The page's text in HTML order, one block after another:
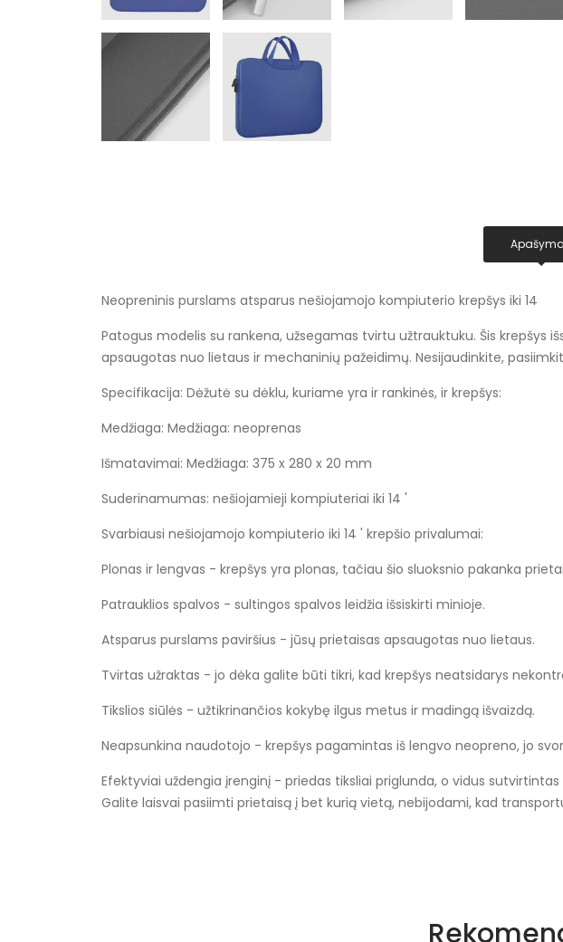
Neopreninis purslams atsparus nešiojamojo kompiuterio krepšys iki 14
Patogus modelis su rankena, užsegamas tvirtu užtrauktuku. Šis krepšys
apsaugotas nuo lietaus ir mechaninių pažeidimų. Nesijaudinkite,
Specifikacija: Dėžutė su dėklu, kuriame yra ir rankinės, ir krepšys:
Medžiaga: Medžiaga: neoprenas
Išmatavimai: Medžiaga: 375 x 280 x 20 mm
Suderinamumas: nešiojamieji kompiuteriai iki 14 '
Svarbiausi nešiojamojo kompiuterio iki 14 ' krepšio privalumai:
Plonas ir lengvas - krepšys yra plonas, tačiau šio sluoksnio pakanka
Patrauklios spalvos - sultingos spalvos leidžia išsiskirti minioje.
Atsparus purslams paviršius - jūsų prietaisas apsaugotas nuo lietaus.
Tvirtas užraktas - jo dėka galite būti tikri, kad krepšys neatsidarys
Tikslios siūlės - užtikrinančios kokybę ilgus metus ir madingą išvaizdą.
Neapsunkina naudotojo - krepšys pagamintas iš lengvo neopreno, jo
Efektyviai uždengia įrenginį - priedas tiksliai priglunda, o vidus
Galite laisvai pasiimti prietaisą į bet kurią vietą, nebijodami, kad